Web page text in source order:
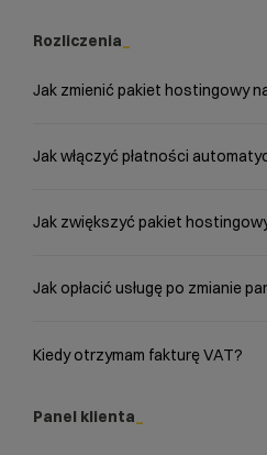
Rozliczenia
Jak zmienić pakiet hostingowy
Jak włączyć płatności
Jak zwiększyć pakiet
Jak opłacić usługę po zmianie
Kiedy otrzymam fakturę VAT?
Panel klienta